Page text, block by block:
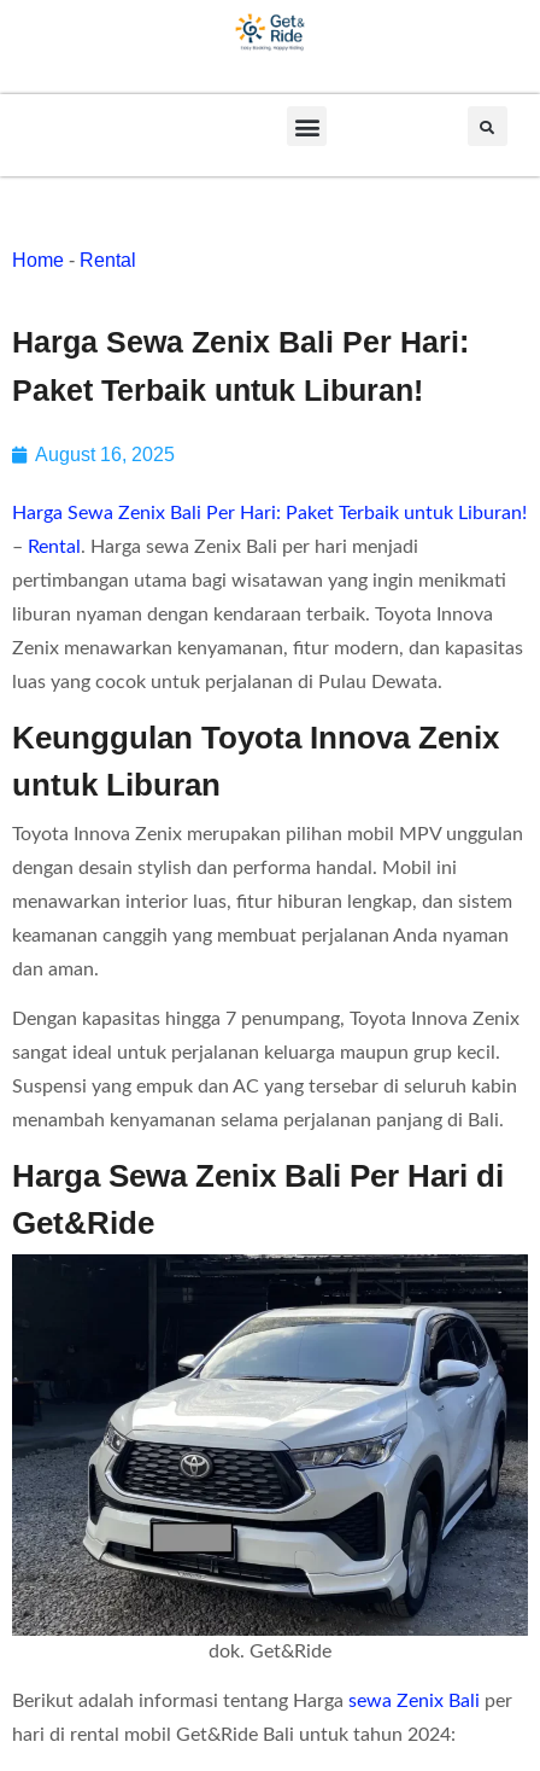
Home - Rental
Harga Sewa Zenix Bali Per Hari:
Paket Terbaik untuk Liburan!
August 16, 2025
Harga Sewa Zenix Bali Per Hari: Paket Terbaik untuk Liburan!
– Rental . Harga sewa Zenix Bali per hari menjadi
pertimbangan utama bagi wisatawan yang ingin menikmati
liburan nyaman dengan kendaraan terbaik. Toyota Innova
Zenix menawarkan kenyamanan, fitur modern, dan kapasitas
luas yang cocok untuk perjalanan di Pulau Dewata.
Keunggulan Toyota Innova Zenix
untuk Liburan
Toyota Innova Zenix merupakan pilihan mobil MPV unggulan
dengan desain stylish dan performa handal. Mobil ini
menawarkan interior luas, fitur hiburan lengkap, dan sistem
keamanan canggih yang membuat perjalanan Anda nyaman
dan aman.
Dengan kapasitas hingga 7 penumpang, Toyota Innova Zenix
sangat ideal untuk perjalanan keluarga maupun grup kecil.
Suspensi yang empuk dan AC yang tersebar di seluruh kabin
menambah kenyamanan selama perjalanan panjang di Bali.
Harga Sewa Zenix Bali Per Hari di
Get&Ride
dok. Get&Ride
Berikut adalah informasi tentang Harga sewa Zenix Bali per
hari di rental mobil Get&Ride Bali untuk tahun 2024: